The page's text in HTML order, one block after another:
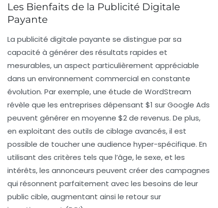
Les Bienfaits de la Publicité Digitale
Payante
La publicité digitale payante se distingue par sa
capacité à générer des résultats rapides et
mesurables, un aspect particulièrement appréciable
dans un environnement commercial en constante
évolution. Par exemple, une étude de WordStream
révèle que les entreprises dépensant $1 sur Google Ads
peuvent générer en moyenne $2 de revenus. De plus,
en exploitant des outils de ciblage avancés, il est
possible de toucher une audience hyper-spécifique. En
utilisant des critères tels que l’âge, le sexe, et les
intérêts, les annonceurs peuvent créer des campagnes
qui résonnent parfaitement avec les besoins de leur
public cible, augmentant ainsi le retour sur